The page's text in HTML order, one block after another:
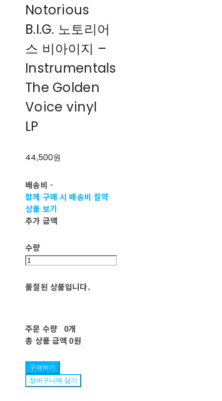
Notorious
B.I.G. 노토리어
스 비아이지 ‎–
Instrumentals
The Golden
Voice vinyl
LP
44,500원
배송비 -
함께 구매 시 배송비 절약
상품 보기
추가 금액
수량
품절된 상품입니다.
주문 수량 0개
총 상품 금액 0원
구매하기
장바구니에 담기